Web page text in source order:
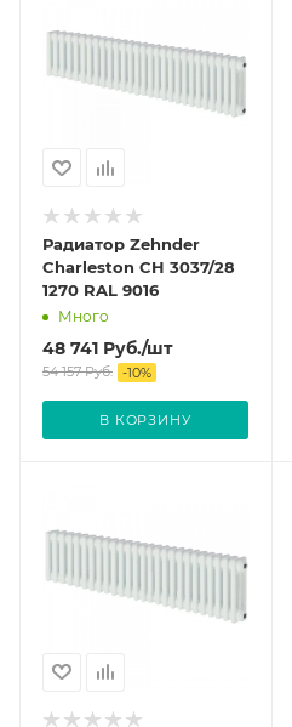
Радиатор Zehnder
Charleston CH 3037/28
1270 RAL 9016
Много
48 741 Руб./шт
54 157Руб. -10%
В КОРЗИНУ